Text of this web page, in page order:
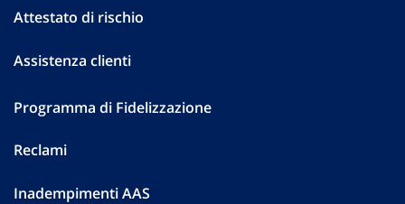
Attestato di rischio
Assistenza clienti
Programma di Fidelizzazione
Reclami
Inadempimenti AAS